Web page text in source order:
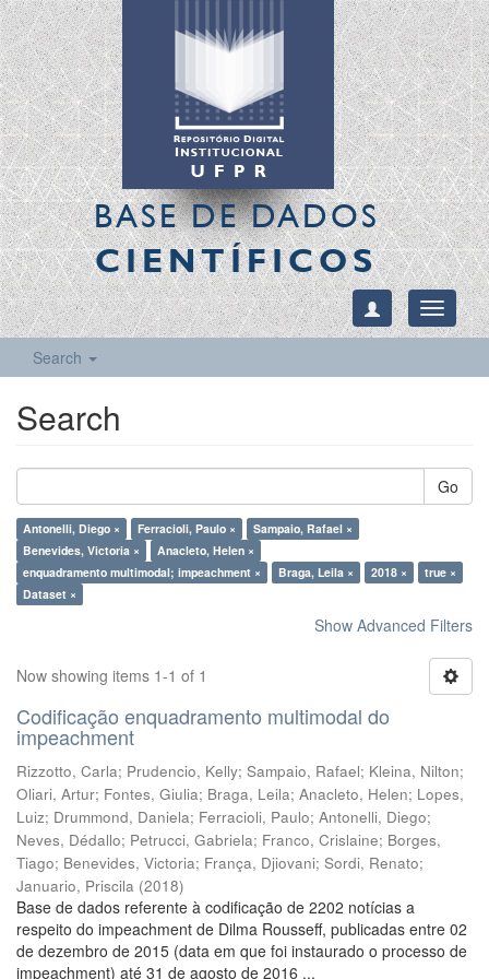
BASE DE DADOS
CIENTÍFICOS
Toggle
Search
Search
Go
Antonelli, Diego × Ferracioli, Paulo ×
Sampaio, Rafael ×
Benevides, Victoria ×
Anacleto, Helen ×
enquadramento multimodal; impeachment ×
Braga, Leila × 2018 ×
true ×
Dataset ×
Show Advanced Filters
Now showing items 1-1 of 1
Codificação enquadramento multimodal do
impeachment
Rizzotto, Carla; Prudencio, Kelly; Sampaio, Rafael; Kleina, Nilton;
Oliari, Artur; Fontes, Giulia; Braga, Leila; Anacleto, Helen; Lopes,
Luiz; Drummond, Daniela; Ferracioli, Paulo; Antonelli, Diego;
Neves, Dédallo; Petrucci, Gabriela; Franco, Crislaine; Borges,
Tiago; Benevides, Victoria; França, Djiovani; Sordi, Renato;
Januario, Priscila (2018)
Base de dados referente à codificação de 2202 notícias a
respeito do impeachment de Dilma Rousseff, publicadas entre 02
de dezembro de 2015 (data em que foi instaurado o processo de
impeachment) até 31 de agosto de 2016 ...